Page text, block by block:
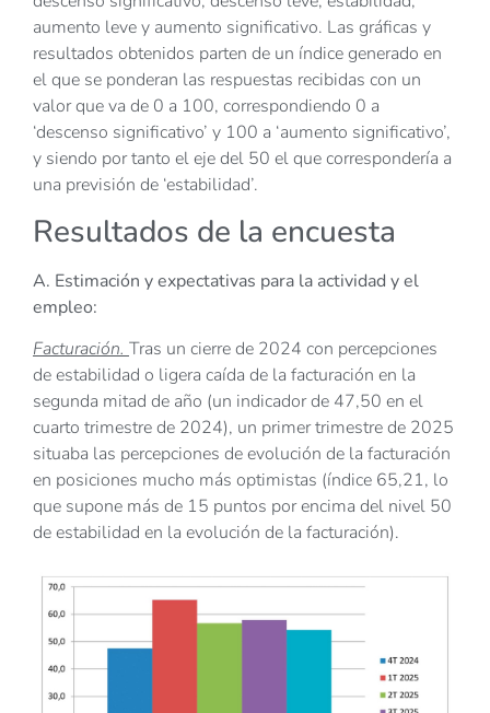
aumento leve y aumento significativo. Las gráficas y
resultados obtenidos parten de un índice generado en
el que se ponderan las respuestas recibidas con un
valor que va de 0 a 100, correspondiendo 0 a
‘descenso significativo’ y 100 a ‘aumento significativo’,
y siendo por tanto el eje del 50 el que correspondería a
una previsión de ‘estabilidad’.
Resultados de la encuesta
A. Estimación y expectativas para la actividad y el
empleo:
Facturación. Tras un cierre de 2024 con percepciones
de estabilidad o ligera caída de la facturación en la
segunda mitad de año (un indicador de 47,50 en el
cuarto trimestre de 2024), un primer trimestre de 2025
situaba las percepciones de evolución de la facturación
en posiciones mucho más optimistas (índice 65,21, lo
que supone más de 15 puntos por encima del nivel 50
de estabilidad en la evolución de la facturación).